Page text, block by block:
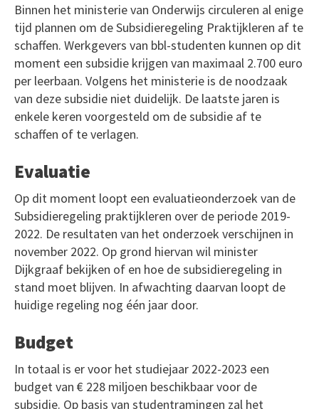
Binnen het ministerie van Onderwijs circuleren al enige
tijd plannen om de Subsidieregeling Praktijkleren af te
schaffen. Werkgevers van bbl-studenten kunnen op dit
moment een subsidie krijgen van maximaal 2.700 euro
per leerbaan. Volgens het ministerie is de noodzaak
van deze subsidie niet duidelijk. De laatste jaren is
enkele keren voorgesteld om de subsidie af te
schaffen of te verlagen.
Evaluatie
Op dit moment loopt een evaluatieonderzoek van de
Subsidieregeling praktijkleren over de periode 2019-
2022. De resultaten van het onderzoek verschijnen in
november 2022. Op grond hiervan wil minister
Dijkgraaf bekijken of en hoe de subsidieregeling in
stand moet blijven. In afwachting daarvan loopt de
huidige regeling nog één jaar door.
Budget
In totaal is er voor het studiejaar 2022-2023 een
budget van € 228 miljoen beschikbaar voor de
subsidie. Op basis van studentramingen zal het